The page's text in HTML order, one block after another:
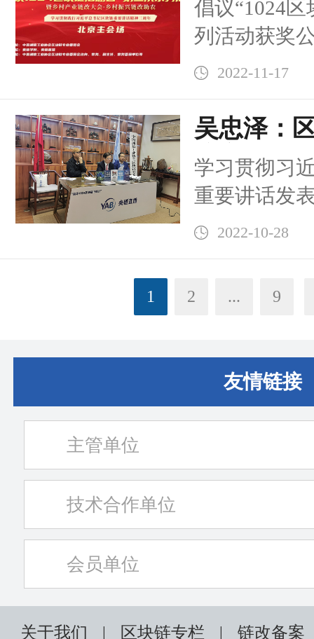
—— 第二次 “
金融 RWA”
于 10 月 23
步配套《链
到 RWA》图
首次会谈共
制，为资产
提供更务实
倡议“1024
列活动获奖
2022-11-17
吴忠泽：
济高质量
学习贯彻习
重要讲话发表三周
链活动日”第
2022-10-28
1 2 ... 9
友情链接
主管单位
技术合作单位
会员单位
关于我们 | 区块链专栏 | 链改备案